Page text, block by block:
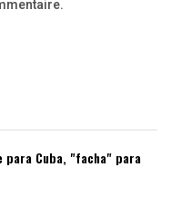
para Cuba, "facha" para